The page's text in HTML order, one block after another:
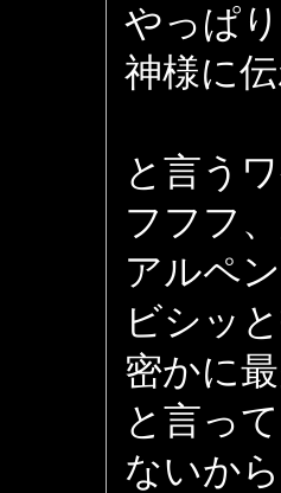
やっぱ
神様に
と言う
フフフ
アルペ
ビシッ
密かに
と言っ
ないから